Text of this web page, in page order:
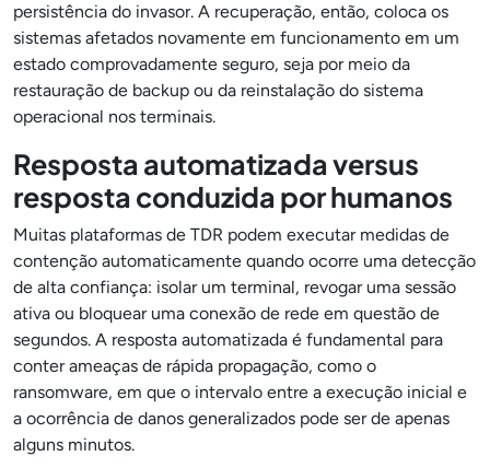
persistência do invasor. A recuperação, então, coloca os
sistemas afetados novamente em funcionamento em um
estado comprovadamente seguro, seja por meio da
restauração de backup ou da reinstalação do sistema
operacional nos terminais.
Resposta automatizada versus
resposta conduzida por humanos
Muitas plataformas de TDR podem executar medidas de
contenção automaticamente quando ocorre uma detecção
de alta confiança: isolar um terminal, revogar uma sessão
ativa ou bloquear uma conexão de rede em questão de
segundos. A resposta automatizada é fundamental para
conter ameaças de rápida propagação, como o
ransomware, em que o intervalo entre a execução inicial e
a ocorrência de danos generalizados pode ser de apenas
alguns minutos.